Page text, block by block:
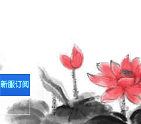
新服订阅